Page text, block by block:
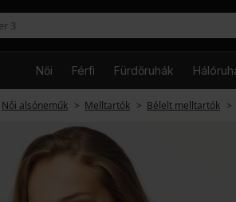
Női Férfi Fürdőruhák
Női alsóneműk Melltartók Bélelt melltartók